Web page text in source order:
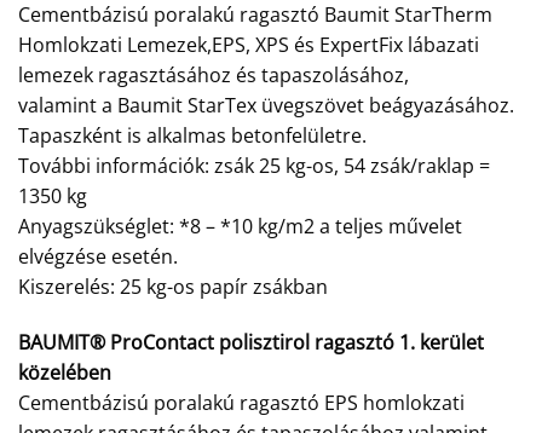
Cementbázisú poralakú ragasztó Baumit StarTherm
Homlokzati Lemezek,EPS, XPS és ExpertFix lábazati
lemezek ragasztásához és tapaszolásához,
valamint a Baumit StarTex üvegszövet beágyazásához.
Tapaszként is alkalmas betonfelületre.
További információk: zsák 25 kg-os, 54 zsák/raklap =
1350 kg
Anyagszükséglet: *8 – *10 kg/m2 a teljes művelet
elvégzése esetén.
Kiszerelés: 25 kg-os papír zsákban
BAUMIT® ProContact polisztirol ragasztó 1. kerület
közelében
Cementbázisú poralakú ragasztó EPS homlokzati